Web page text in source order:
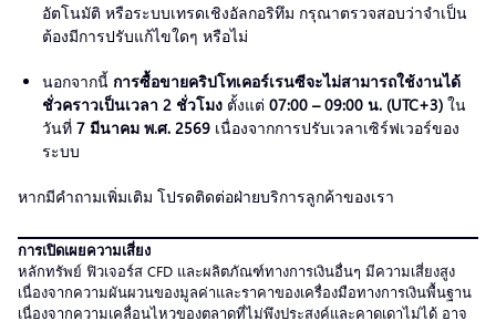
อัตโนมัติ หรือระบบเทรดเชิงอัลกอริทึม กรุณาตรวจสอบว่าจำเป็น
ต้องมีการปรับแก้ไขใดๆ หรือไม่
นอกจากนี้ การซื้อขายคริปโทเคอร์เรนซีจะไม่สามารถใช้งานได้
ชั่วคราวเป็นเวลา 2 ชั่วโมง ตั้งแต่ 07:00 – 09:00 น. (UTC+3) ใน
วันที่ 7 มีนาคม พ.ศ. 2569 เนื่องจากการปรับเวลาเซิร์ฟเวอร์ของ
ระบบ
หากมีคำถามเพิ่มเติม โปรดติดต่อฝ่ายบริการลูกค้าของเรา
การเปิดเผยความเสี่ยง
หลักทรัพย์ ฟิวเจอร์ส CFD และผลิตภัณฑ์ทางการเงินอื่นๆ มีความเสี่ยงสูง
เนื่องจากความผันผวนของมูลค่าและราคาของเครื่องมือทางการเงินพื้นฐาน
เนื่องจากความเคลื่อนไหวของตลาดที่ไม่พึงประสงค์และคาดเดาไม่ได้ อาจ